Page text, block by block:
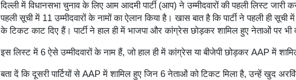
दिल्ली में विधानसभा चुनाव के लिए आम आदमी पार्टी (आप) ने उम्मीदवारों की पहली लिस्ट जारी
पहली सूची में 11 उम्मीदवारों के नामों का ऐलान किया है। खास बात है कि पार्टी ने पहली ही सूची में
के टिकट काट दिए हैं। पार्टी ने हाल ही में भाजपा और कांग्रेस छोड़कर शामिल हुए नेताओं पर भी
इस लिस्ट में 6 ऐसे उम्मीदवारों के नाम हैं, जो हाल ही में कांग्रेस या बीजेपी छोड़कर AAP में
बता दें कि दूसरी पार्टियों से AAP में शामिल हुए जिन 6 नेताओं को टिकट मिला है, उन्हें खुद